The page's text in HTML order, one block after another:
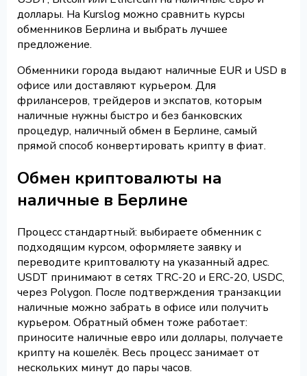
доллары. На Kurslog можно сравнить курсы
обменников Берлина и выбрать лучшее
предложение.
Обменники города выдают наличные EUR и USD в
офисе или доставляют курьером. Для
фрилансеров, трейдеров и экспатов, которым
наличные нужны быстро и без банковских
процедур, наличный обмен в Берлине, самый
прямой способ конвертировать крипту в фиат.
Обмен криптовалюты на
наличные в Берлине
Процесс стандартный: выбираете обменник с
подходящим курсом, оформляете заявку и
переводите криптовалюту на указанный адрес.
USDT принимают в сетях TRC-20 и ERC-20, USDC,
через Polygon. После подтверждения транзакции
наличные можно забрать в офисе или получить
курьером. Обратный обмен тоже работает:
приносите наличные евро или доллары, получаете
крипту на кошелёк. Весь процесс занимает от
нескольких минут до пары часов.